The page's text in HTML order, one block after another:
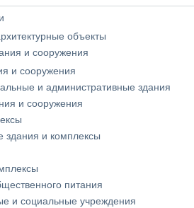
объекты
и сооружения
и сооружения
и административные здания
и сооружения
здания и комплексы
питания
и социальные учреждения